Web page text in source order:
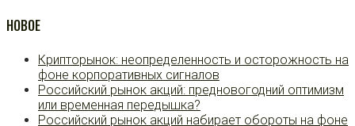
НОВОЕ
Крипторынок: неопределенность и осторожность на
фоне корпоративных сигналов
Российский рынок акций: предновогодний оптимизм
или временная передышка?
Российский рынок акций набирает обороты на фоне